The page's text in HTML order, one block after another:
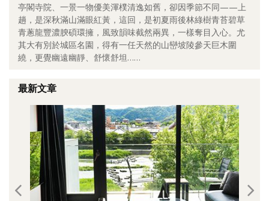
影音區
創意出版服務
關於Yilan
個人著作
活動實況記錄
媒體報導一覽
合作與代言
亭閣寺院、一景一物優美渾樸清逸如舊，卻因季節不同——上
趟，是深秋滿山滿眼紅黃，這回，是初夏雨後林綠樹青苔碧草
青蔥龍豐濃腴碩環擁，風致韻味截然兩異，一樣奪目入心。尤
其大有別於城區名園，得有一任天然的山巒坡陵參天巨木圍
繞，更覺幽遠幽靜、舒懷舒坦……
最新文章